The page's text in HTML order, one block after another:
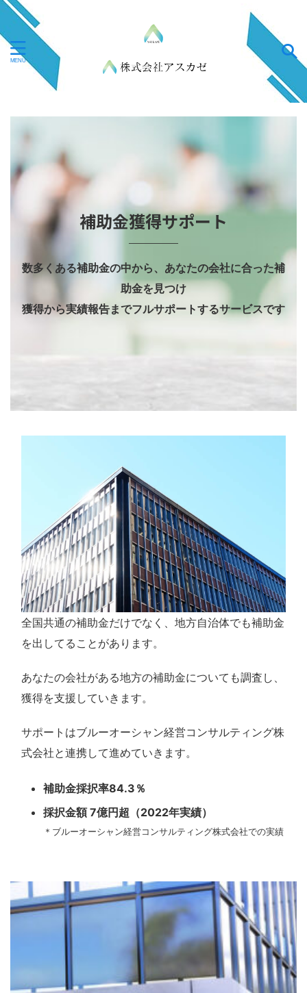
補助金獲得サポート
数多くある補助金の中から、あなたの会社に合った補
助金を見つけ
獲得から実績報告までフルサポートするサービスです
全国共通の補助金だけでなく、地方自治体でも補助金
を出してることがあります。
あなたの会社がある地方の補助金についても調査し、
獲得を支援していきます。
サポートはブルーオーシャン経営コンサルティング株
式会社と連携して進めていきます。
補助金採択率84.3％
採択金額 7億円超（2022年実績）
＊ブルーオーシャン経営コンサルティング株式会社での実績